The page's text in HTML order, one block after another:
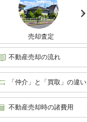
売却査定
不動産売却の流れ
「仲介」と「買取」の違い
不動産売却時の諸費用